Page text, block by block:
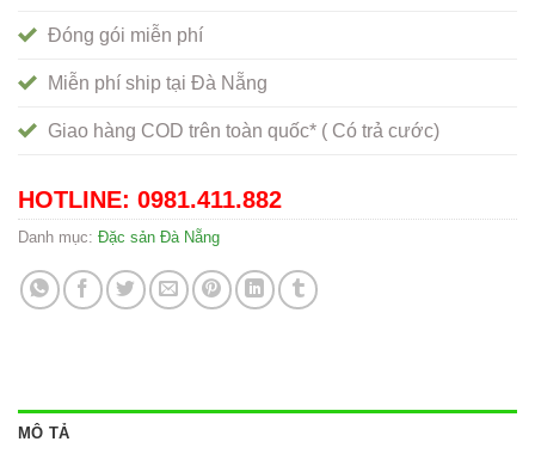
Đóng gói miễn phí
Miễn phí ship tại Đà Nẵng
Giao hàng COD trên toàn quốc* ( Có trả cước)
HOTLINE: 0981.411.882
Danh mục: Đặc sản Đà Nẵng
MÔ TẢ